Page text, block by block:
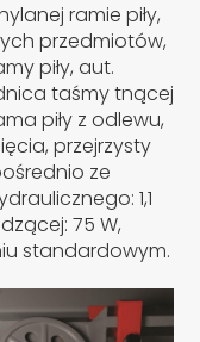
ramie piły,
przedmiotów,
piły, aut.
taśmy tnącej
piły z odlewu,
przejrzysty
ze
1,1
75 W,
standardowym.